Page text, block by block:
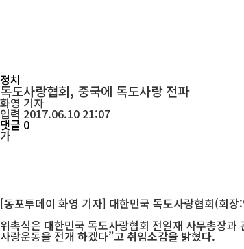
정치
독도사랑협회, 중국에 독도사랑 전파
화영 기자
입력 2017.06.10 21:07
댓글 0
가
[동포투데이 화영 기자] 대한민국 독도사랑협회(회
위촉식은 대한민국 독도사랑협회 전일재 사무총장
사랑운동을 전개 하겠다”고 취임소감을 밝혔다.